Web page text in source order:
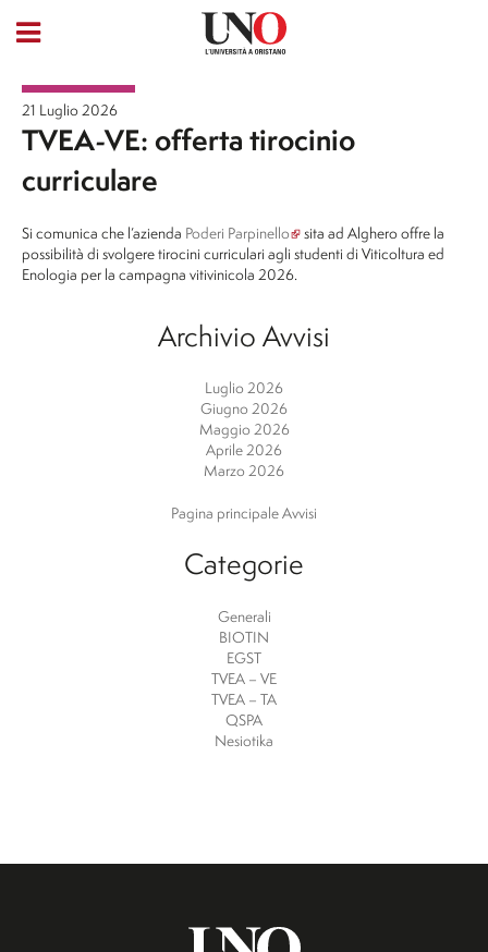
21 Luglio 2026
TVEA-VE: offerta tirocinio
curriculare
Si comunica che l’azienda Poderi Parpinello sita ad Alghero offre la
possibilità di svolgere tirocini curriculari agli studenti di Viticoltura ed
Enologia per la campagna vitivinicola 2026.
Archivio Avvisi
Luglio 2026
Giugno 2026
Maggio 2026
Aprile 2026
Marzo 2026
Pagina principale Avvisi
Categorie
Generali
BIOTIN
EGST
TVEA – VE
TVEA – TA
QSPA
Nesiotika